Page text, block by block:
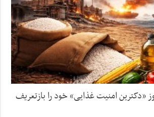
«دکترین امنیت غذایی» خود را بازتعریف